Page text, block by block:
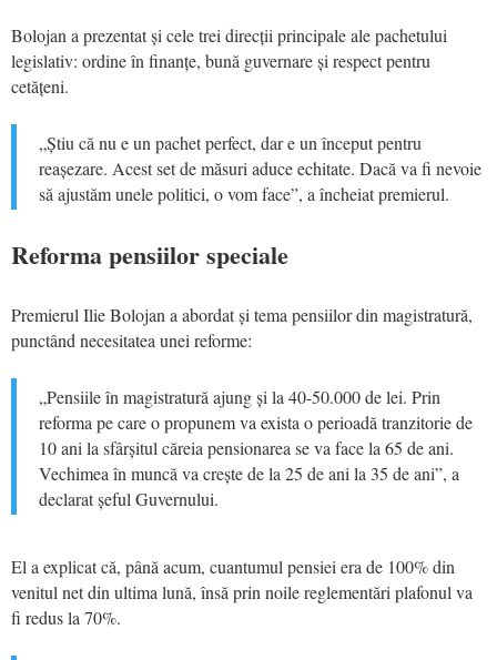
Bolojan a prezentat și cele trei direcții principale ale pachetului
legislativ: ordine în finanțe, bună guvernare și respect pentru
cetățeni.
„Știu că nu e un pachet perfect, dar e un început pentru
reașezare. Acest set de măsuri aduce echitate. Dacă va fi nevoie
să ajustăm unele politici, o vom face”, a încheiat premierul.
Reforma pensiilor speciale
Premierul Ilie Bolojan a abordat și tema pensiilor din magistratură,
punctând necesitatea unei reforme:
„Pensiile în magistratură ajung și la 40-50.000 de lei. Prin
reforma pe care o propunem va exista o perioadă tranzitorie de
10 ani la sfârșitul căreia pensionarea se va face la 65 de ani.
Vechimea în muncă va crește de la 25 de ani la 35 de ani”, a
declarat șeful Guvernului.
El a explicat că, până acum, cuantumul pensiei era de 100% din
venitul net din ultima lună, însă prin noile reglementări plafonul va
fi redus la 70%.